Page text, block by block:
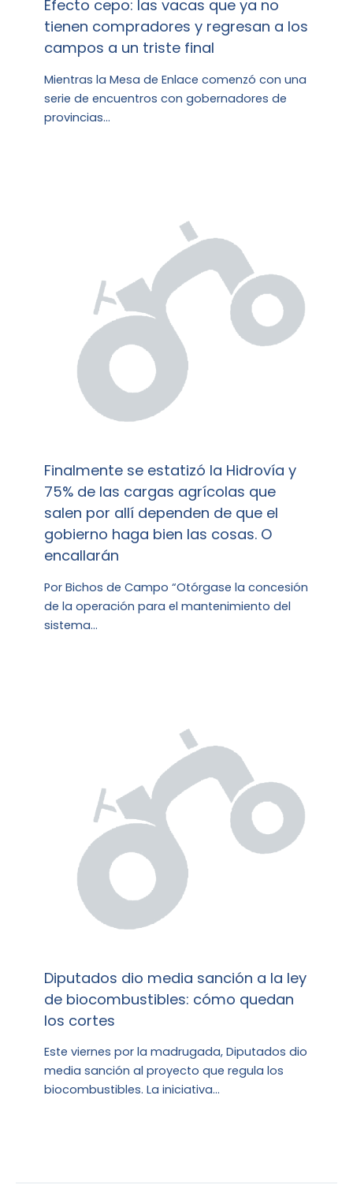
Efecto cepo: las vacas que ya no
tienen compradores y regresan a los
campos a un triste final
Mientras la Mesa de Enlace comenzó con una
serie de encuentros con gobernadores de
provincias…
Finalmente se estatizó la Hidrovía y
75% de las cargas agrícolas que
salen por allí dependen de que el
gobierno haga bien las cosas. O
encallarán
Por Bichos de Campo “Otórgase la concesión
de la operación para el mantenimiento del
sistema…
Diputados dio media sanción a la ley
de biocombustibles: cómo quedan
los cortes
Este viernes por la madrugada, Diputados dio
media sanción al proyecto que regula los
biocombustibles. La iniciativa…